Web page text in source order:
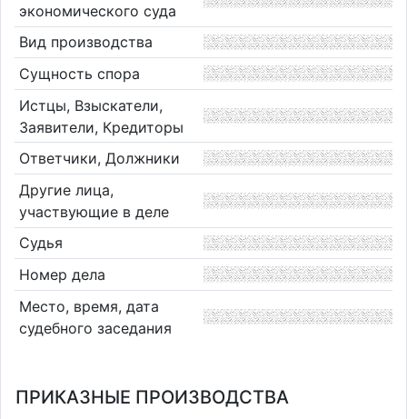
экономического суда
Вид производства
Сущность спора
Истцы, Взыскатели,
Заявители, Кредиторы
Ответчики, Должники
Другие лица,
участвующие в деле
Судья
Номер дела
Место, время, дата
судебного заседания
ПРИКАЗНЫЕ ПРОИЗВОДСТВА